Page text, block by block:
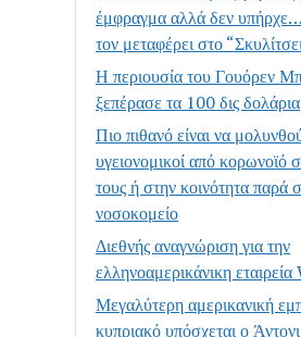
έμφραγμα αλλά δεν
τον μεταφέρει στο
Η περιουσία του Γουόρεν
ξεπέρασε τα 100 δις δολάρια
Πιο πιθανό είναι να
υγειονομικοί από κορωνοϊό
τους ή στην κοινότητα παρά
νοσοκομείο
Διεθνής αναγνώριση για την
ελληνοαμερικάνικη
Μεγαλύτερη αμερικανική
κυπριακό υπόσχεται ο